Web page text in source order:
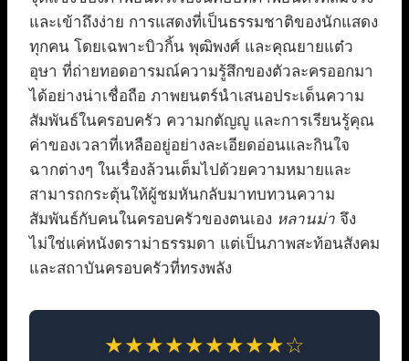
และเข้าถึงง่าย การแสดงที่เป็นธรรมชาติของนักแสดง
ทุกคน โดยเฉพาะบิวกิ้น พุฒิพงศ์ และคุณยายแต๋ว
อุษา ที่ถ่ายทอดอารมณ์ความรู้สึกของตัวละครออกมา
ได้อย่างน่าเชื่อถือ ภาพยนตร์นำเสนอประเด็นความ
สัมพันธ์ในครอบครัว ความกตัญญู และการเรียนรู้คุณ
ค่าของเวลาที่เหลืออยู่อย่างละเอียดอ่อนและกินใจ
ฉากต่างๆ ในเรื่องล้วนเต็มไปด้วยความหมายและ
สามารถกระตุ้นให้ผู้ชมหันกลับมาทบทวนความ
สัมพันธ์กับคนในครอบครัวของตนเอง หลานม่า จึง
ไม่ใช่แค่หนังดราม่าธรรมดา แต่เป็นภาพสะท้อนสังคม
และสถาบันครอบครัวที่ทรงพลัง
★★★★★★★★★☆